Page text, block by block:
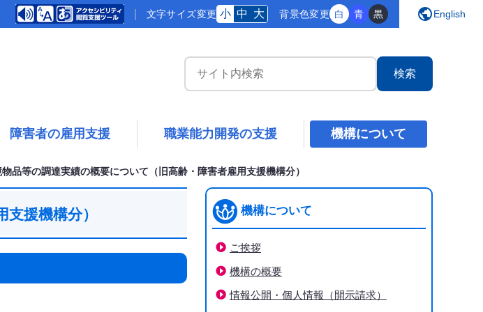
文字サイズ変更 小 中 大 背景色変更 白 青 黒 publicEnglish
サイト内検索
障害者の雇用支援 職業能力開発の支援 機構について
品等の調達実績の概要について（旧高齢・障害者雇用支援機構分）
援機構分） 機構について
ご挨拶
機構の概要
情報公開・個人情報（開示請求）